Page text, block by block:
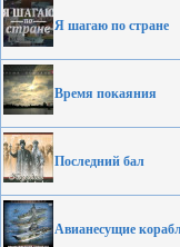
Я шагаю по стране
Время покаяния
Последний бал
Авианесущие